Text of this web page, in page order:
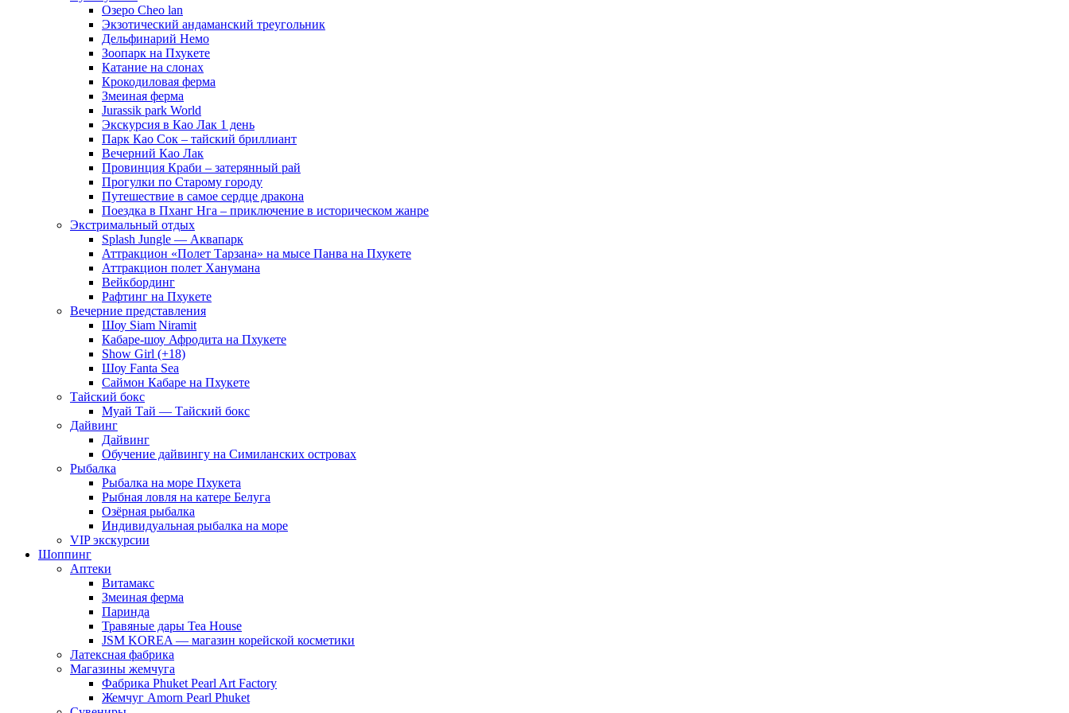
Озеро Cheo lan
Экзотический андаманский треугольник
Дельфинарий Немо
Зоопарк на Пхукете
Катание на слонах
Крокодиловая ферма
Змеиная ферма
Jurassik park World
Экскурсия в Као Лак 1 день
Парк Као Сок – тайский бриллиант
Вечерний Као Лак
Провинция Краби – затерянный рай
Прогулки по Старому городу
Путешествие в самое сердце дракона
Поездка в Пханг Нга – приключение в историческом жанре
Экстримальный отдых
Splash Jungle — Аквапарк
Аттракцион «Полет Тарзана» на мысе Панва на Пхукете
Аттракцион полет Ханумана
Вейкбординг
Рафтинг на Пхукете
Вечерние представления
Шоу Siam Niramit
Кабаре-шоу Афродита на Пхукете
Show Girl (+18)
Шоу Fanta Sea
Саймон Кабаре на Пхукете
Тайский бокс
Муай Тай — Тайский бокс
Дайвинг
Дайвинг
Обучение дайвингу на Симиланских островах
Рыбалка
Рыбалка на море Пхукета
Рыбная ловля на катере Белуга
Озёрная рыбалка
Индивидуальная рыбалка на море
VIP экскурсии
Шоппинг
Аптеки
Витамакс
Змеиная ферма
Паринда
Травяные дары Tea House
JSM KOREA — магазин корейской косметики
Латексная фабрика
Магазины жемчуга
Фабрика Phuket Pearl Art Factory
Жемчуг Amorn Pearl Phuket